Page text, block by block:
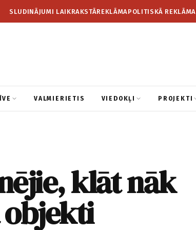
SLUDINĀJUMI LAIKRAKSTĀREKLĀMAPOLITISKĀ REKLĀMA
VALMIERIETIS VIEDOKĻI PROJEKTI
klāt nāk